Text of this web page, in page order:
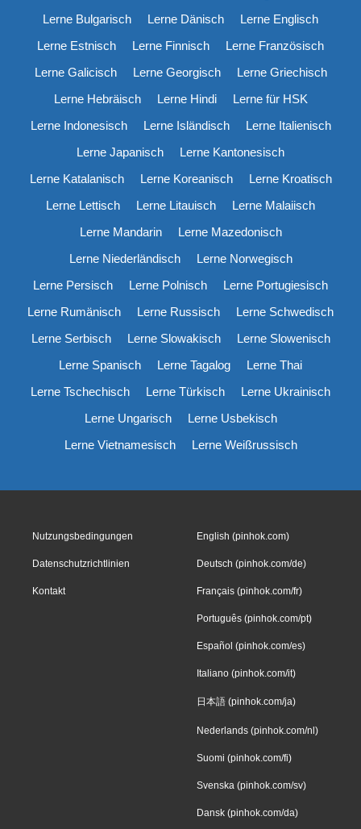
Lerne Bulgarisch
Lerne Dänisch
Lerne Englisch
Lerne Estnisch
Lerne Finnisch
Lerne Französisch
Lerne Galicisch
Lerne Georgisch
Lerne Griechisch
Lerne Hebräisch
Lerne Hindi
Lerne für HSK
Lerne Indonesisch
Lerne Isländisch
Lerne Italienisch
Lerne Japanisch
Lerne Kantonesisch
Lerne Katalanisch
Lerne Koreanisch
Lerne Kroatisch
Lerne Lettisch
Lerne Litauisch
Lerne Malaiisch
Lerne Mandarin
Lerne Mazedonisch
Lerne Niederländisch
Lerne Norwegisch
Lerne Persisch
Lerne Polnisch
Lerne Portugiesisch
Lerne Rumänisch
Lerne Russisch
Lerne Schwedisch
Lerne Serbisch
Lerne Slowakisch
Lerne Slowenisch
Lerne Spanisch
Lerne Tagalog
Lerne Thai
Lerne Tschechisch
Lerne Türkisch
Lerne Ukrainisch
Lerne Ungarisch
Lerne Usbekisch
Lerne Vietnamesisch
Lerne Weißrussisch
Nutzungsbedingungen
Datenschutzrichtlinien
Kontakt
English (pinhok.com)
Deutsch (pinhok.com/de)
Français (pinhok.com/fr)
Português (pinhok.com/pt)
Español (pinhok.com/es)
Italiano (pinhok.com/it)
日本語 (pinhok.com/ja)
Nederlands (pinhok.com/nl)
Suomi (pinhok.com/fi)
Svenska (pinhok.com/sv)
Dansk (pinhok.com/da)